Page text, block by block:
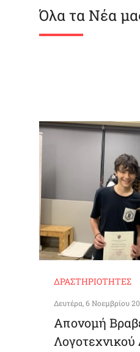
Όλα τα Νέα
ΔΡΑΣΤΗΡΙΌΤΗΤΕΣ
Δευτέρα, 6 Νοεμβρίου
Απονομή